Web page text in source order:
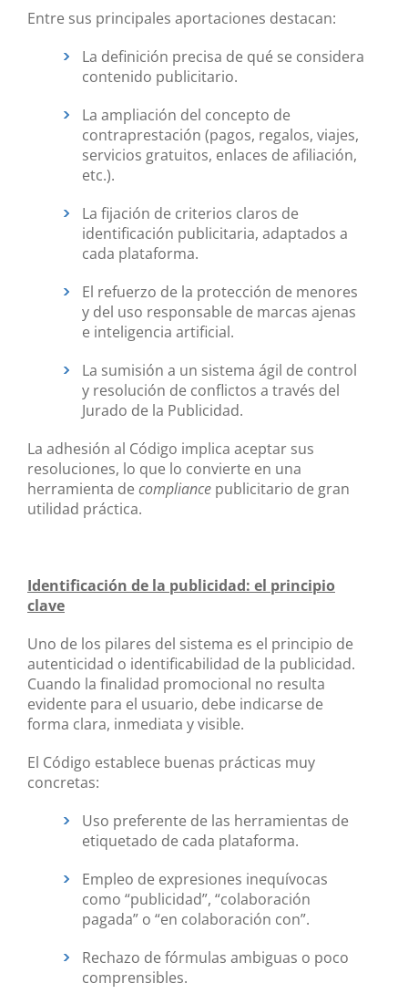
Entre sus principales aportaciones destacan:
La definición precisa de qué se considera
contenido publicitario.
La ampliación del concepto de
contraprestación (pagos, regalos, viajes,
servicios gratuitos, enlaces de afiliación,
etc.).
La fijación de criterios claros de
identificación publicitaria, adaptados a
cada plataforma.
El refuerzo de la protección de menores
y del uso responsable de marcas ajenas
e inteligencia artificial.
La sumisión a un sistema ágil de control
y resolución de conflictos a través del
Jurado de la Publicidad.
La adhesión al Código implica aceptar sus
resoluciones, lo que lo convierte en una
herramienta de compliance publicitario de gran
utilidad práctica.
Identificación de la publicidad: el principio
clave
Uno de los pilares del sistema es el principio de
autenticidad o identificabilidad de la publicidad.
Cuando la finalidad promocional no resulta
evidente para el usuario, debe indicarse de
forma clara, inmediata y visible.
El Código establece buenas prácticas muy
concretas:
Uso preferente de las herramientas de
etiquetado de cada plataforma.
Empleo de expresiones inequívocas
como “publicidad”, “colaboración
pagada” o “en colaboración con”.
Rechazo de fórmulas ambiguas o poco
comprensibles.